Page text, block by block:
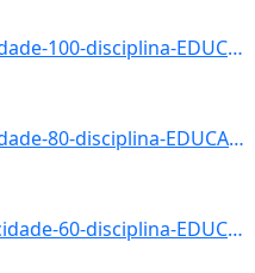
8: ano-2019-periodo-1-capacidade-100-disciplina-EDUCACAO_EM_DIREITOS_HUMANOS_E_ETICA-campus-CAMPUS_BACA]
9: ano-2019-periodo-1-capacidade-80-disciplina-EDUCACAO_E_MOVIMENTOS_SOCIAIS_NA_AMERICA_LATINA-campus-C]
10: ano-2019-periodo-1-capacidade-60-disciplina-EDUCACAO_PARA_A_DIVERSIDADE-campus-CAMPUS_BACABAL-nivel-]